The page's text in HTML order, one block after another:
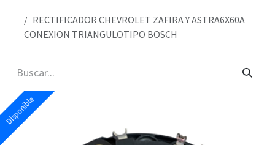
RECTIFICADOR CHEVROLET ZAFIRA Y ASTRA6X60A
CONEXION TRIANGULOTIPO BOSCH
Disponible
Disponible